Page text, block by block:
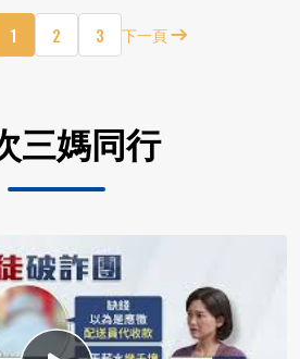
1 2 3 下一頁
三媽同行